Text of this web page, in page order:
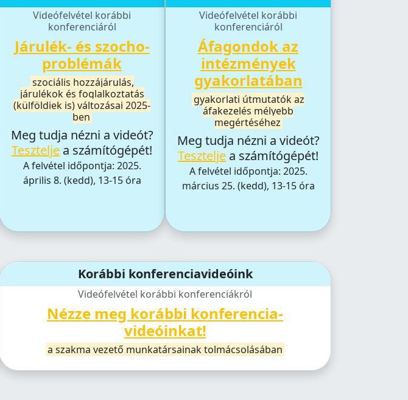
Videófelvétel korábbi
konferenciáról
Járulék- és szocho-
problémák
szociális hozzájárulás,
járulékok és foglalkoztatás
(külföldiek is) változásai 2025-
ben
Meg tudja nézni a videót?
Tesztelje a számítógépét!
A felvétel időpontja: 2025.
április 8. (kedd), 13-15 óra
Videófelvétel korábbi
konferenciáról
Áfagondok az
intézmények
gyakorlatában
gyakorlati útmutatók az
áfakezelés mélyebb
megértéséhez
Meg tudja nézni a videót?
Tesztelje a számítógépét!
A felvétel időpontja: 2025.
március 25. (kedd), 13-15 óra
Korábbi konferenciavideóink
Videófelvétel korábbi konferenciákról
Nézze meg korábbi konferencia­
videóinkat!
a szakma vezető munkatársainak tolmácsolásában